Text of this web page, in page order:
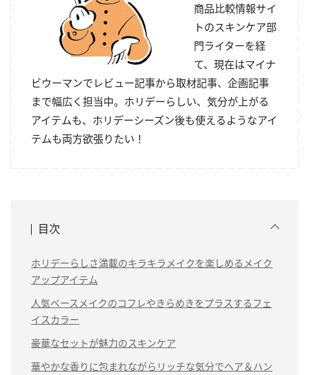
商品比較情報サイ
トのスキンケア部
門ライターを経
て、現在はマイナ
ビウーマンでレビュー記事から取材記事、企画記事
まで幅広く担当中。ホリデーらしい、気分が上がる
アイテムも、ホリデーシーズン後も使えるようなアイ
テムも両方欲張りたい！
目次
ホリデーらしさ満載のキラキラメイクを楽しめるメイク
アップアイテム
人気ベースメイクのコフレやきらめきをプラスするフェ
イスカラー
豪華なセットが魅力のスキンケア
華やかな香りに包まれながらリッチな気分でヘア＆ハン